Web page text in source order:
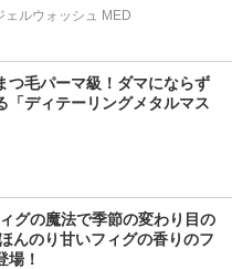
ェルウォッシュ MED
つ毛パーマ級！ダマにならず
「ディテーリングメタルマス
グの魔法で季節の変わり目の
んのり甘いフィグの香りのフ
場！